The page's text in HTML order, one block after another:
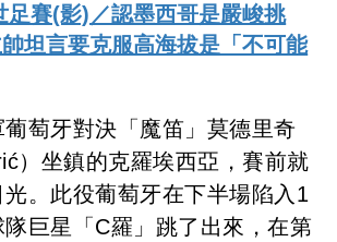
足賽(影)／認墨西哥是嚴峻挑
坦言要克服高海拔是「不可能
萄牙對決「魔笛」莫德里奇
）坐鎮的克羅埃西亞，賽前就
。此役葡萄牙在下半場陷入1
巨星「C羅」跳了出來，在第